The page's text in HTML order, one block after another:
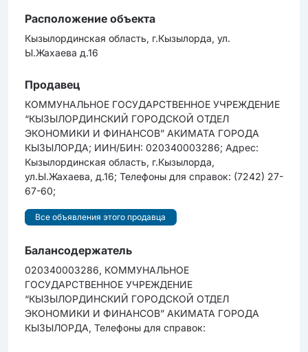
Расположение объекта
Кызылординская область, г.Кызылорда, ул.
Ы.Жахаева д.16
Продавец
КОММУНАЛЬНОЕ ГОСУДАРСТВЕННОЕ УЧРЕЖДЕНИЕ
“КЫЗЫЛОРДИНСКИЙ ГОРОДСКОЙ ОТДЕЛ
ЭКОНОМИКИ И ФИНАНСОВ” АКИМАТА ГОРОДА
КЫЗЫЛОРДА; ИИН/БИН: 020340003286; Адрес:
Кызылординская область, г.Кызылорда,
ул.Ы.Жахаева, д.16; Телефоны для справок: (7242) 27-
67-60;
Все объявления этого продавца
Балансодержатель
020340003286, КОММУНАЛЬНОЕ
ГОСУДАРСТВЕННОЕ УЧРЕЖДЕНИЕ
“КЫЗЫЛОРДИНСКИЙ ГОРОДСКОЙ ОТДЕЛ
ЭКОНОМИКИ И ФИНАНСОВ” АКИМАТА ГОРОДА
КЫЗЫЛОРДА, Телефоны для справок: